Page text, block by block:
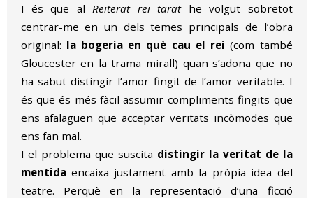
I és que al Reiterat rei tarathe volgut sobretot
centrar-me en un dels temes principals de l’obra
original: la bogeria en què cau el rei (com també
Gloucester en la trama mirall) quan s’adona que no
ha sabut distingir l’amor fingit de l’amor veritable. I
és que és més fàcil assumir compliments fingits que
ens afalaguen que acceptar veritats incòmodes que
ens fan mal.
I el problema que suscita distingir la veritat de la
mentidaencaixa justament amb la pròpia idea del
teatre. Perquè en la representació d’una ficció